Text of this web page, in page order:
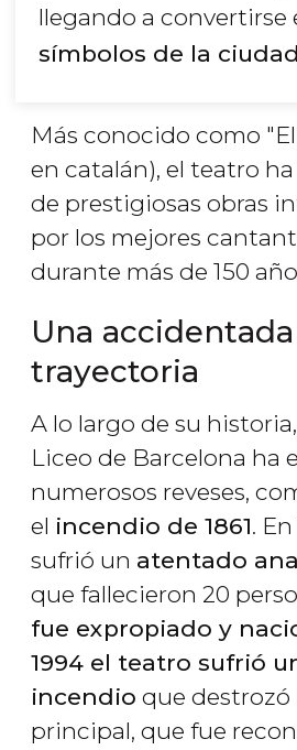
llegando a convertirse
símbolos de la ciudad
Más conocido como
en catalán), el teatro
de prestigiosas obras
por los mejores
durante más de 150
Una accidentada
trayectoria
A lo largo de su
Liceo de Barcelona ha
numerosos reveses,
el incendio de 1861.
sufrió un atentado
que fallecieron 20
fue expropiado y
1994 el teatro sufrió
incendio que destrozó
principal, que fue